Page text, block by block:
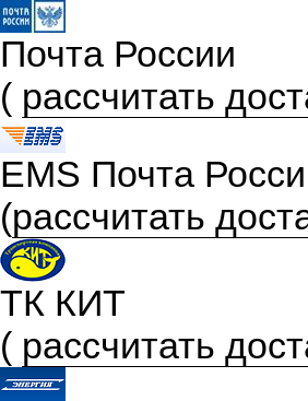
Почта России
( рассчитать
EMS Почта
(рассчитать
ТК КИТ
( рассчитать